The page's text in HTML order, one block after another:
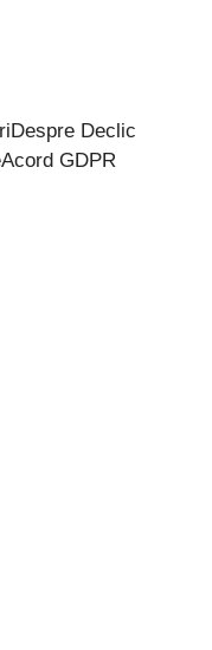
Despre Declic
Acord GDPR